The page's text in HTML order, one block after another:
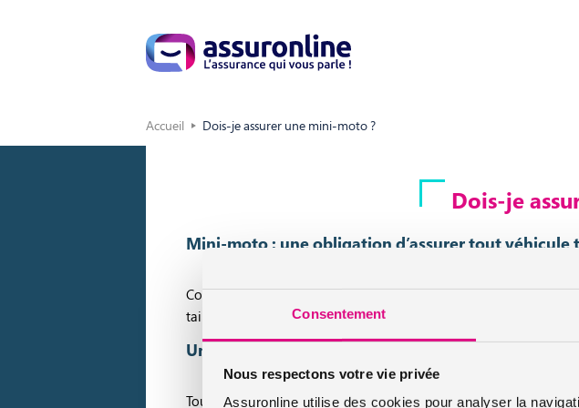
Consentement
Nous respectons votre vie privée
Assuronline utilise des cookies pour analyser la
Accueil Dois-je assurer une mini-moto ?
Dois-je
Mini-moto : une obligation d’assurer tout véhicule
Comme tout véhicule terrestre à moteur, lamini moto doit être
taille du deux-roues concerné. Cela permettra de garantir et
Une mini-moto assurée mais pas autorisée à
Toutefois, ce n’est pas parce que levéhiculeestassuréque cela